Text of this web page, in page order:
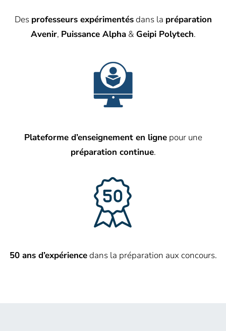
Des professeurs expérimentésdans la préparation
Avenir, Puissance Alpha& Geipi Polytech.
Plateforme d’enseignement en lignepour une
préparation continue.
50 ans d’expériencedans la préparation aux concours.